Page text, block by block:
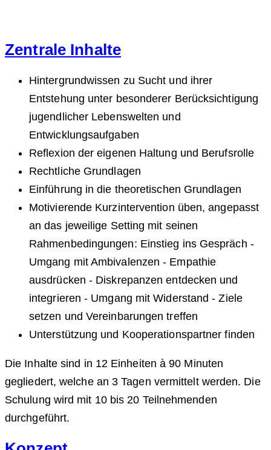
Zentrale Inhalte
Hintergrundwissen zu Sucht und ihrer
Entstehung unter besonderer Berücksichtigung
jugendlicher Lebenswelten und
Entwicklungsaufgaben
Reflexion der eigenen Haltung und Berufsrolle
Rechtliche Grundlagen
Einführung in die theoretischen Grundlagen
Motivierende Kurzintervention üben, angepasst
an das jeweilige Setting mit seinen
Rahmenbedingungen: Einstieg ins Gespräch -
Umgang mit Ambivalenzen - Empathie
ausdrücken - Diskrepanzen entdecken und
integrieren - Umgang mit Widerstand - Ziele
setzen und Vereinbarungen treffen
Unterstützung und Kooperationspartner finden
Die Inhalte sind in 12 Einheiten à 90 Minuten
gegliedert, welche an 3 Tagen vermittelt werden. Die
Schulung wird mit 10 bis 20 Teilnehmenden
durchgeführt.